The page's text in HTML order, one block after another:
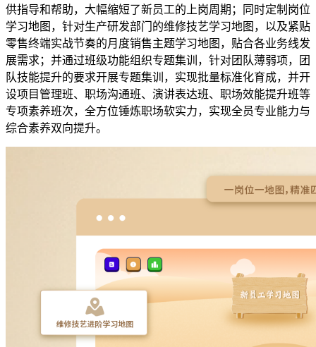
供指导和帮助，大幅缩短了新员工的上岗周期；同时定制岗位
学习地图，针对生产研发部门的维修技艺学习地图，以及紧贴
零售终端实战节奏的月度销售主题学习地图，贴合各业务线发
展需求；并通过班级功能组织专题集训，针对团队薄弱项，团
队技能提升的要求开展专题集训，实现批量标准化育成，并开
设项目管理班、职场沟通班、演讲表达班、职场效能提升班等
专项素养班次，全方位锤炼职场软实力，实现全员专业能力与
综合素养双向提升。